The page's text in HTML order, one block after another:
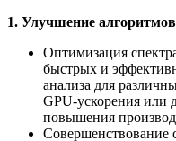
1. Улучшение
Оптимизация
быстрых и
анализа для
GPU-ускорения или
повышения
Совершенствование